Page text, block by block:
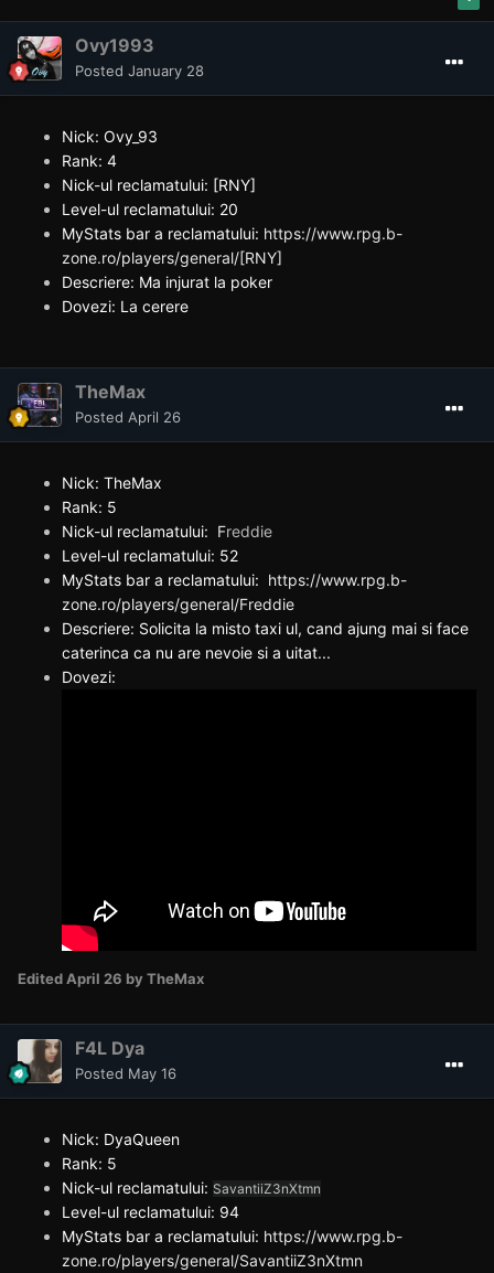
Ovy1993
Posted January 28
Nick: Ovy_93
Rank: 4
Nick-ul reclamatului: [RNY]
Level-ul reclamatului: 20
MyStats bar a reclamatului: https://www.rpg.b-
zone.ro/players/general/[RNY]
Descriere: Ma injurat la poker
Dovezi: La cerere
TheMax
Posted April 26
Nick: TheMax
Rank: 5
Nick-ul reclamatului: Freddie
Level-ul reclamatului: 52
MyStats bar a reclamatului: https://www.rpg.b-
zone.ro/players/general/Freddie
Descriere: Solicita la misto taxi ul, cand ajung mai si face
caterinca ca nu are nevoie si a uitat...
Dovezi:
Edited April 26 by TheMax
F4L Dya
Posted May 16
Nick: DyaQueen
Rank: 5
Nick-ul reclamatului: SavantiiZ3nXtmn
Level-ul reclamatului: 94
MyStats bar a reclamatului: https://www.rpg.b-
zone.ro/players/general/SavantiiZ3nXtmn